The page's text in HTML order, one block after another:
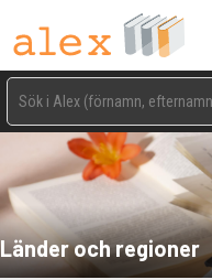
Länder och regioner